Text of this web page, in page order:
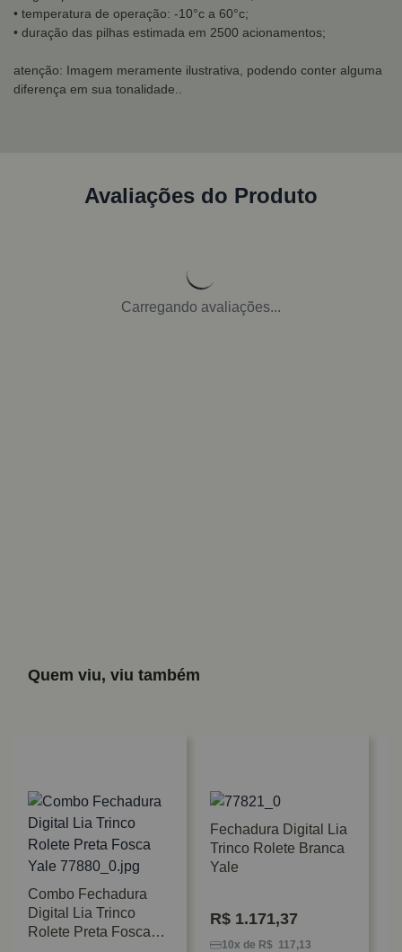
• temperatura de operação: -10°c a 60°c;
• duração das pilhas estimada em 2500 acionamentos;
atenção: Imagem meramente ilustrativa, podendo conter alguma
diferença em sua tonalidade..
Avaliações do Produto
Carregando avaliações...
Quem viu, viu também
Combo Fechadura
Digital Lia Trinco
Rolete Preta Fosca
Fechadura Digital Lia
Trinco Rolete Branca
Yale
R$ 1.171,37
10x de R$ 117,13